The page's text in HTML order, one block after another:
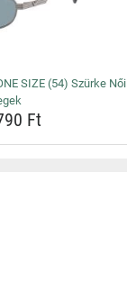
SIZE (54) Szürke Női
Ft